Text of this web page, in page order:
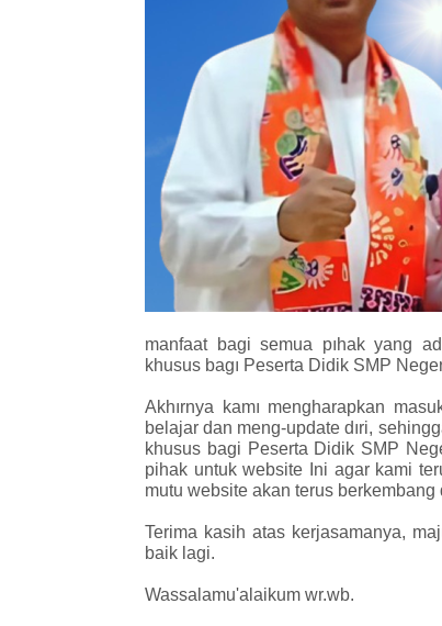
manfaat bagi semua pıhak yang
khusus bagı Peserta Didik SMP
Akhırnya kamı mengharapkan
belajar dan meng-update dıri,
khusus bagi Peserta Didik SMP
pihak untuk website Ini agar kami
mutu website akan terus berkembang
Terima kasih atas kerjasamanya,
baik lagi.
Wassalamu'alaikum wr.wb.